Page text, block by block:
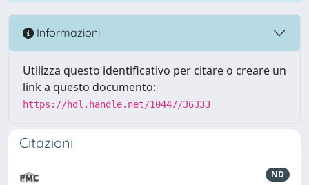
Informazioni
Utilizza questo identificativo per citare o creare un
link a questo documento:
https://hdl.handle.net/10447/36333
Citazioni
ND